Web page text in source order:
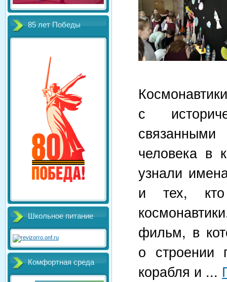
85 лет Победы
Школьное питание
Комфортная среда
с
человека в
узнали
и тех,
фильм, в
о строении
корабля и ...